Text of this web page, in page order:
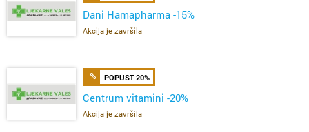
Dani Hamapharma -15%
Akcija je završila
POPUST 20%
Centrum vitamini -20%
Akcija je završila